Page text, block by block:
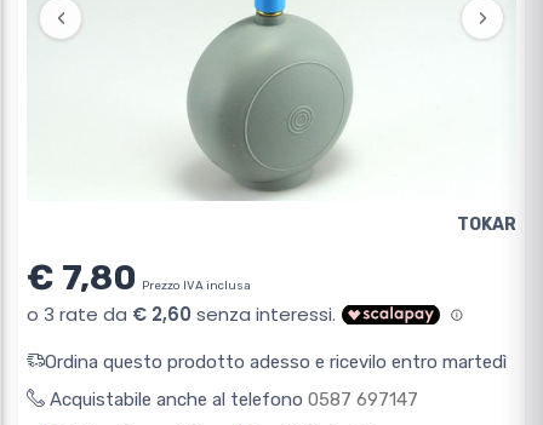
‹ ›
TOKAR
€ 7,80 Prezzo IVA inclusa
Ordina questo prodotto adesso e ricevilo entro martedì
Acquistabile anche al telefono 0587 697147